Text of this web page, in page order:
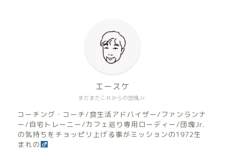
まだまだこれからの団塊Jr.
エースケ
コーチング・コーチ/食生活アドバイザー/ファンランナ
ー/自宅トレーニー/カフェ巡り専用ローディー/団塊Jr.
の気持ちをチョッピリ上げる事がミッションの1972生
まれの